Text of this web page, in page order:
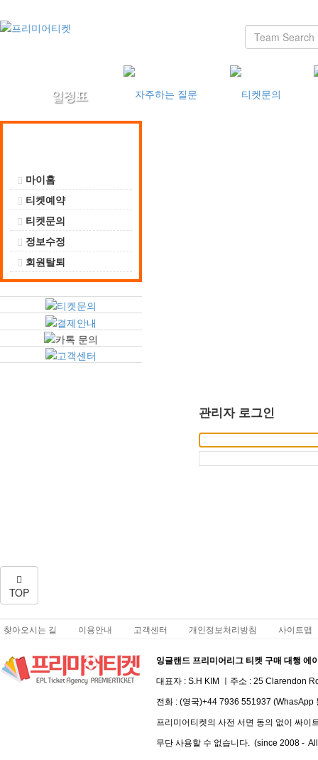
마이홈
티켓예약
티켓문의
정보수정
회원탈퇴
관리자 로그인
TOP
찾아오시는 길 이용안내 고객센터 개인정보처리방침 사이트맵
잉글랜드 프리미어리그 티켓 구매 대행 에
대표자 : S.H KIM ㅣ주소 : 25 Clarendon
전화 : (영국)+44 7936 551937 (WhasApp
프리미어티켓의 사전 서면 동의 없이 싸이
무단 사용할 수 없습니다. (since 2008 -